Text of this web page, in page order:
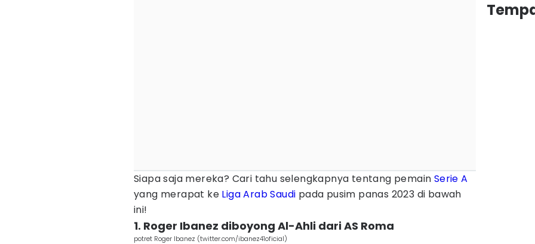
Siapa saja mereka? Cari tahu selengkapnya tentang pemain Serie A
yang merapat ke Liga Arab Saudi pada pusim panas 2023 di bawah
ini!
1. Roger Ibanez diboyong Al-Ahli dari AS Roma
potret Roger Ibanez (twitter.com/ibanez41oficial)